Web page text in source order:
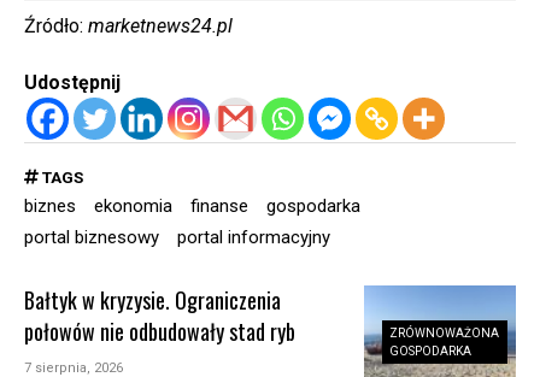
Źródło: marketnews24.pl
Udostępnij
TAGS
biznes ekonomia finanse
gospodarka
portal biznesowy
portal informacyjny
ZRÓWNOWAŻONA
GOSPODARKA
Bałtyk w kryzysie. Ograniczenia
połowów nie odbudowały stad ryb
7 sierpnia, 2026